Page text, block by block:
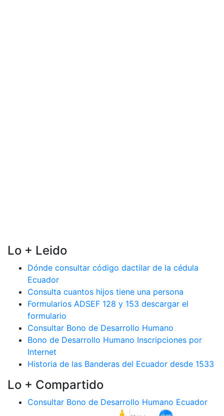
Lo + Leido
Dónde consultar código dactilar de la cédula
Ecuador
Consulta cuantos hijos tiene una persona
Formularios ADSEF 128 y 153 descargar el
formulario
Consultar Bono de Desarrollo Humano
Bono de Desarrollo Humano Inscripciones por
Internet
Historia de las Banderas del Ecuador desde 1533
Lo + Compartido
Consultar Bono de Desarrollo Humano Ecuador